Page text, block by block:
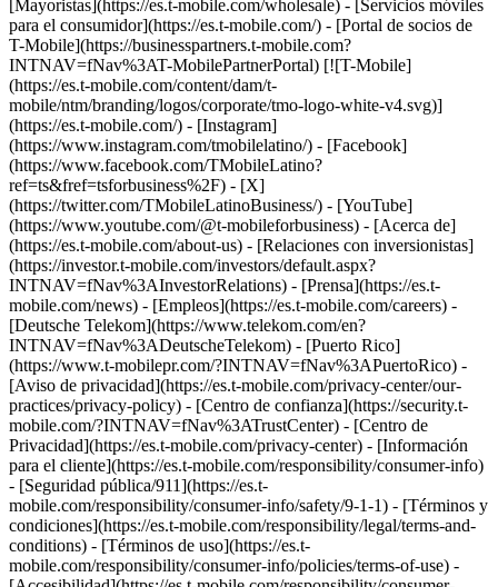
[Mayoristas](https://es.t-mobile.com/wholesale) - [Servicios móviles
para el consumidor](https://es.t-mobile.com/) - [Portal de socios de
T-Mobile](https://businesspartners.t-mobile.com?
INTNAV=fNav%3AT-MobilePartnerPortal) [![T-Mobile]
(https://es.t-mobile.com/content/dam/t-
mobile/ntm/branding/logos/corporate/tmo-logo-white-v4.svg)]
(https://es.t-mobile.com/) - [Instagram]
(https://www.instagram.com/tmobilelatino/) - [Facebook]
(https://www.facebook.com/TMobileLatino?
ref=ts&fref=tsforbusiness%2F) - [X]
(https://twitter.com/TMobileLatinoBusiness/) - [YouTube]
(https://www.youtube.com/@t-mobileforbusiness) - [Acerca de]
(https://es.t-mobile.com/about-us) - [Relaciones con inversionistas]
(https://investor.t-mobile.com/investors/default.aspx?
INTNAV=fNav%3AInvestorRelations) - [Prensa](https://es.t-
mobile.com/news) - [Empleos](https://es.t-mobile.com/careers) -
[Deutsche Telekom](https://www.telekom.com/en?
INTNAV=fNav%3ADeutscheTelekom) - [Puerto Rico]
(https://www.t-mobilepr.com/?INTNAV=fNav%3APuertoRico) -
[Aviso de privacidad](https://es.t-mobile.com/privacy-center/our-
practices/privacy-policy) - [Centro de confianza](https://security.t-
mobile.com/?INTNAV=fNav%3ATrustCenter) - [Centro de
Privacidad](https://es.t-mobile.com/privacy-center) - [Información
para el cliente](https://es.t-mobile.com/responsibility/consumer-info)
- [Seguridad pública/911](https://es.t-
mobile.com/responsibility/consumer-info/safety/9-1-1) - [Términos y
condiciones](https://es.t-mobile.com/responsibility/legal/terms-and-
conditions) - [Términos de uso](https://es.t-
mobile.com/responsibility/consumer-info/policies/terms-of-use) -